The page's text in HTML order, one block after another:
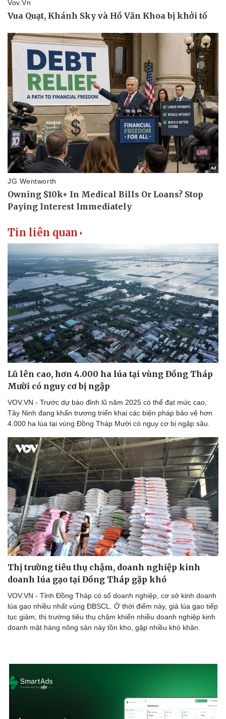
Thể thao
Bóng đá
Thế giới thể thao
eSports
Hậu trường
Ô tô
Tư vấn
Công nghệ
Tin liên quan
Lũ lên cao, hơn 4.000 ha lúa tại vùng Đồng Tháp
Mười có nguy cơ bị ngập
VOV.VN - Trước dự báo đỉnh lũ năm 2025 có thể đạt mức cao,
Tây Ninh đang khẩn trương triển khai các biện pháp bảo vệ hơn
4.000 ha lúa tại vùng Đồng Tháp Mười có nguy cơ bị ngập sâu.
Thị trường tiêu thụ chậm, doanh nghiệp kinh
doanh lúa gạo tại Đồng Tháp gặp khó
VOV.VN - Tỉnh Đồng Tháp có số doanh nghiệp, cơ sở kinh doanh
lúa gạo nhiều nhất vùng ĐBSCL. Ở thời điểm này, giá lúa gạo tiếp
tục giảm, thị trường tiêu thụ chậm khiến nhiều doanh nghiệp kinh
doanh mặt hàng nông sản này tồn kho, gặp nhiều khó khăn.